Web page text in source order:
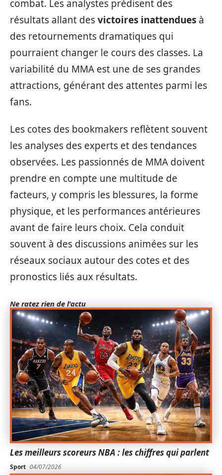
combat. Les analystes prédisent des
résultats allant desvictoires inattendues à
des retournements dramatiques qui
pourraient changer le cours des classes. La
variabilité du MMA est une de ses grandes
attractions, générant des attentes parmi les
fans.
Les cotes des bookmakers reflètent souvent
les analyses des experts et des tendances
observées. Les passionnés de MMA doivent
prendre en compte une multitude de
facteurs, y compris les blessures, la forme
physique, et les performances antérieures
avant de faire leurs choix. Cela conduit
souvent à des discussions animées sur les
réseaux sociaux autour des cotes et des
pronostics liés aux résultats.
Ne ratez rien de l'actu
Les meilleurs scoreurs NBA : les chiffres qui parlent
Sport 04/07/2026